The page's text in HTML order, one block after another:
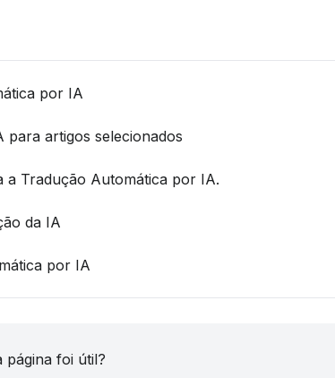
por IA
artigos selecionados
a Tradução Automática por IA.
da IA
por IA
página foi útil?